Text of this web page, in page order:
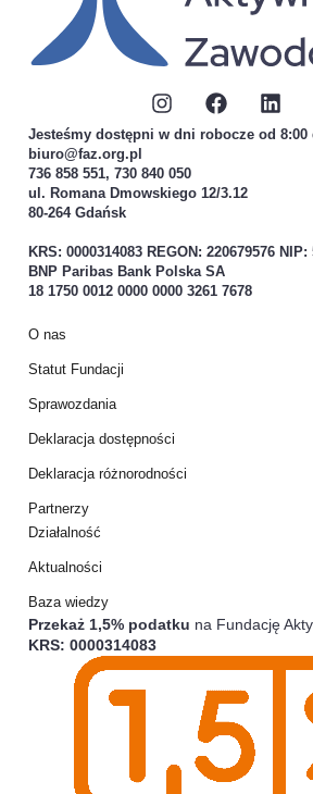
Jesteśmy dostępni w dni robocze od 8:00
biuro@faz.org.pl
736 858 551, 730 840 050
ul. Romana Dmowskiego 12/3.12
80-264 Gdańsk
KRS: 0000314083 REGON: 220679576 NIP:
BNP Paribas Bank Polska SA
18 1750 0012 0000 0000 3261 7678
O nas
Statut Fundacji
Sprawozdania
Deklaracja dostępności
Deklaracja różnorodności
Partnerzy
Działalność
Aktualności
Baza wiedzy
Przekaż 1,5% podatku na Fundację
KRS: 0000314083